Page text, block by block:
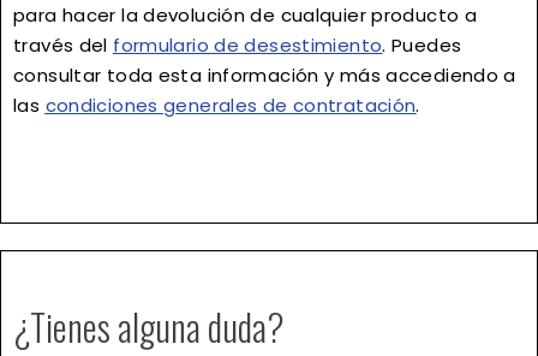
para hacer la devolución de cualquier producto a
través del formulario de desestimiento. Puedes
consultar toda esta información y más accediendo a
las condiciones generales de contratación.
¿Tienes alguna duda?